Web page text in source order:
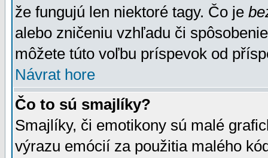
že fungujú len niektoré tagy. Čo je
alebo zničeniu vzhľadu či
môžete túto voľbu príspevok od
Návrat hore
Čo to sú smajlíky?
Smajlíky, či emotikony sú malé
výrazu emócií za použitia malého